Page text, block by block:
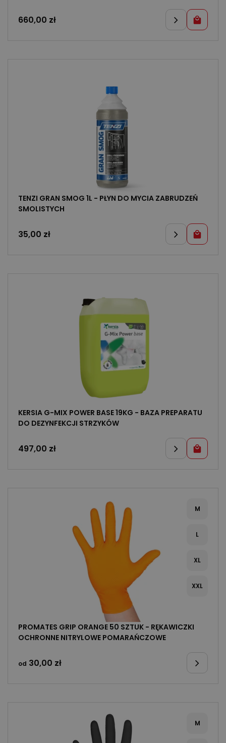
660,00 zł
TENZI GRAN SMOG 1L - PŁYN DO MYCIA ZABRUDZEŃ
SMOLISTYCH
35,00 zł
KERSIA G-MIX POWER BASE 19KG - BAZA PREPARATU
DO DEZYNFEKCJI STRZYKÓW
497,00 zł
M
L
XL
XXL
PROMATES GRIP ORANGE 50 SZTUK - RĘKAWICZKI
OCHRONNE NITRYLOWE POMARAŃCZOWE
od 30,00 zł
M